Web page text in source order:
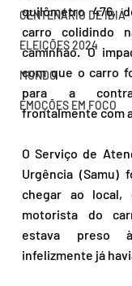
CENTENÁRIO DE IBIÁ
ELEIÇÕES 2024
MUNDO
EMOÇÕES EM FOCO
quilômetro 476,
carro colidindo
caminhão. O
com que o carro
para a
frontalmente com
O Serviço de
Urgência (Samu)
chegar ao local,
motorista do
estava preso
infelizmente já